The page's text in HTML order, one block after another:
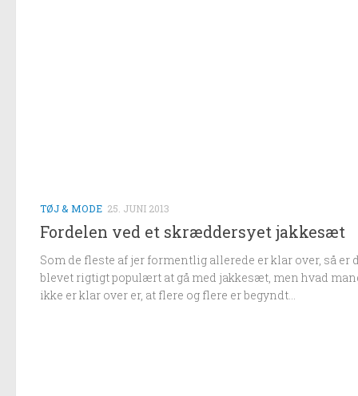
TØJ & MODE 25. JUNI 2013
Fordelen ved et skræddersyet jakkesæt
Som de fleste af jer formentlig allerede er klar over, så er
blevet rigtigt populært at gå med jakkesæt, men hvad
ikke er klar over er, at flere og flere er begyndt...